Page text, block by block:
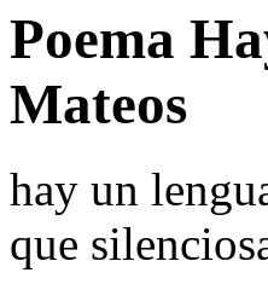
Poema
Mateos
hay un
que